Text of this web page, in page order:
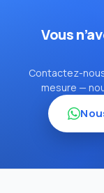
Vous
Contactez-
mesure —